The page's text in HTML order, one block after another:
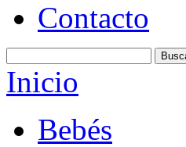
Contacto
Inicio
Bebés